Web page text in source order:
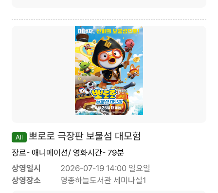
All 뽀로로 극장판 보물섬 대모험
장르- 애니메이션/ 영화시간- 79분
상영일시
2026-07-19 14:00 일요일
상영장소
영종하늘도서관 세미나실1